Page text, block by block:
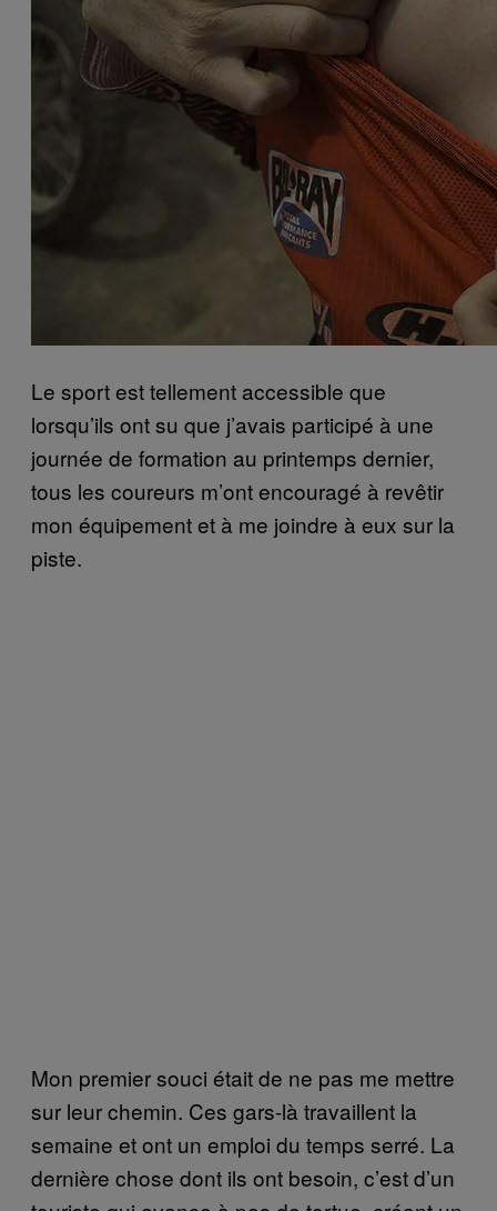
Le sport est tellement accessible que
lorsqu’ils ont su que j’avais participé à une
journée de formation au printemps dernier,
tous les coureurs m’ont encouragé à revêtir
mon équipement et à me joindre à eux sur la
piste.
Mon premier souci était de ne pas me mettre
sur leur chemin. Ces gars-là travaillent la
semaine et ont un emploi du temps serré. La
dernière chose dont ils ont besoin, c’est d’un